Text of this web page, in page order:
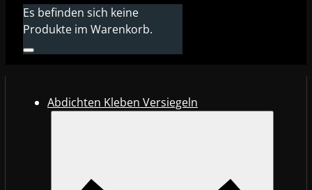
Es befinden sich keine
Produkte im Warenkorb.
Abdichten Kleben Versiegeln